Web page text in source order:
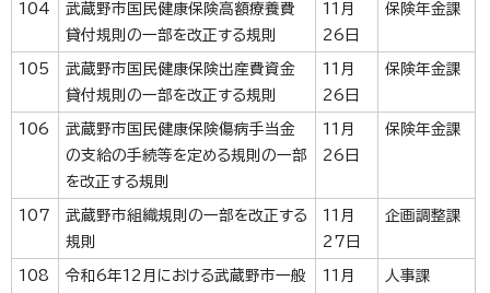
104
武蔵野市国民健康保険高額療養費
貸付規則の一部を改正する規則
11月
26日
保険年金課
105
武蔵野市国民健康保険出産費資金
貸付規則の一部を改正する規則
11月
26日
保険年金課
106
武蔵野市国民健康保険傷病手当金
の支給の手続等を定める規則の一部
を改正する規則
11月
26日
保険年金課
107
武蔵野市組織規則の一部を改正する
規則
11月
27日
企画調整課
108
令和6年12月における武蔵野市一般
11月
人事課